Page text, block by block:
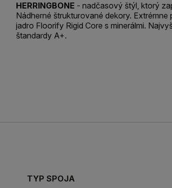
HERRINGBONE - nadčasový štýl, ktorý
Nádherné štrukturované dekory. Extrémne
jadro Floorify Rigid Core s minerálmi.
štandardy A+.
TYP SPOJA